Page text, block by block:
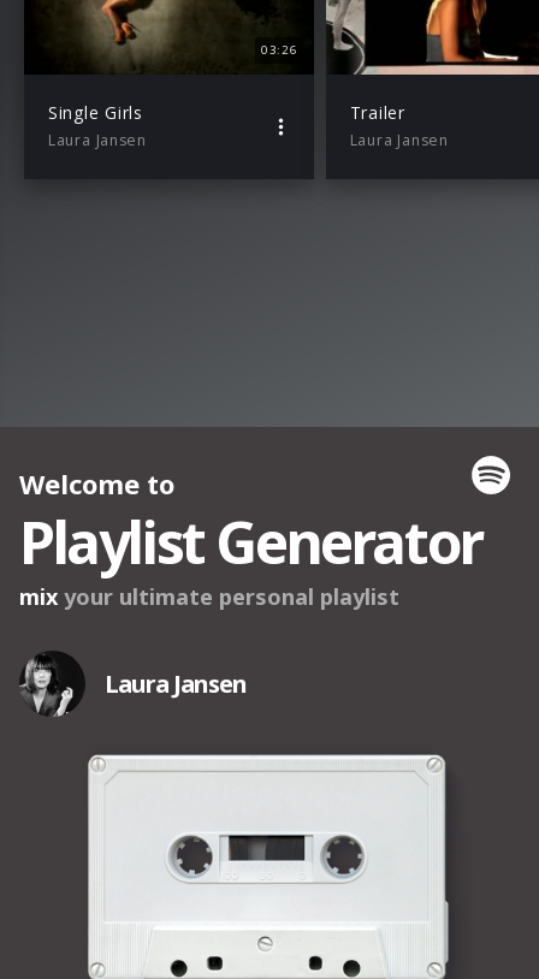
03:26
Single Girls
Laura Jansen
Trailer
Laura Jansen